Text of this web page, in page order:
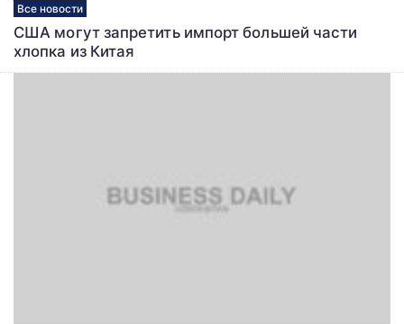
Все новости
США могут запретить импорт большей части
хлопка из Китая